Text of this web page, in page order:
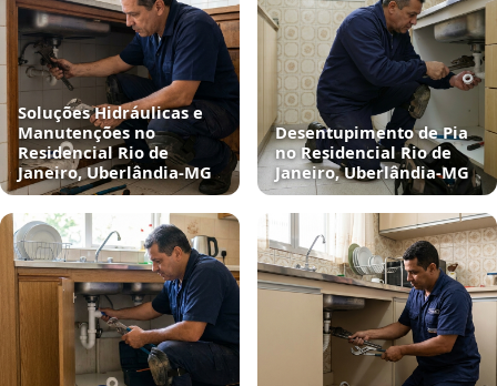
Soluções Hidráulicas e
Manutenções no
Residencial Rio de
Janeiro, Uberlândia‑MG
Desentupimento de Pia
no Residencial Rio de
Janeiro, Uberlândia‑MG